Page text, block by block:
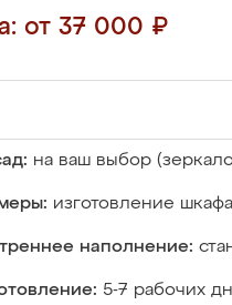
от 37 000 ₽
на ваш выбор
изготовление
наполнение:
5-7 рабочих